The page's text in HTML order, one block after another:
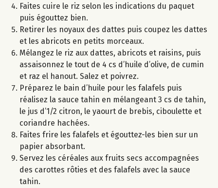
Faites cuire le riz selon les indications du paquet
puis égouttez bien.
Retirer les noyaux des dattes puis coupez les dattes
et les abricots en petits morceaux.
Mélangez le riz aux dattes, abricots et raisins, puis
assaisonnez le tout de 4 cs d’huile d’olive, de cumin
et raz el hanout. Salez et poivrez.
Préparez le bain d’huile pour les falafels puis
réalisez la sauce tahin en mélangeant 3 cs de tahin,
le jus d’1/2 citron, le yaourt de brebis, ciboulette et
coriandre hachées.
Faites frire les falafels et égouttez-les bien sur un
papier absorbant.
Servez les céréales aux fruits secs accompagnées
des carottes rôties et des falafels avec la sauce
tahin.